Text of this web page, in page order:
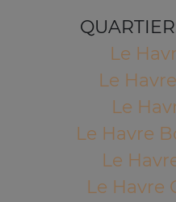
Le
Le
Le
Le Havre
Le
Le Havre